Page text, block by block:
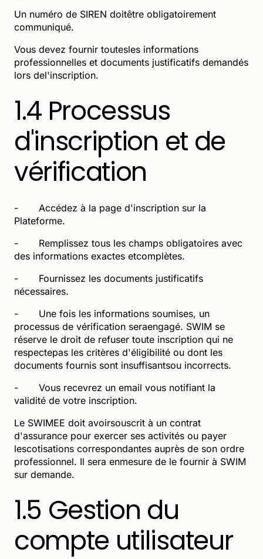
Un numéro de SIREN doitêtre obligatoirement
communiqué.
Vous devez fournir toutesles informations
professionnelles et documents justificatifs demandés
lors del'inscription.
1.4 Processus
d'inscription et de
vérification
- Accédez à la page d'inscription sur la
Plateforme.
- Remplissez tous les champs obligatoires avec
des informations exactes etcomplètes.
- Fournissez les documents justificatifs
nécessaires.
- Une fois les informations soumises, un
processus de vérification seraengagé. SWIM se
réserve le droit de refuser toute inscription qui ne
respectepas les critères d'éligibilité ou dont les
documents fournis sont insuffisantsou incorrects.
- Vous recevrez un email vous notifiant la
validité de votre inscription.
Le SWIMEE doit avoirsouscrit à un contrat
d'assurance pour exercer ses activités ou payer
lescotisations correspondantes auprès de son ordre
professionnel. Il sera enmesure de le fournir à SWIM
sur demande.
1.5 Gestion du
compte utilisateur